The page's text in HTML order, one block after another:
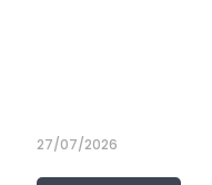
27/07/2026